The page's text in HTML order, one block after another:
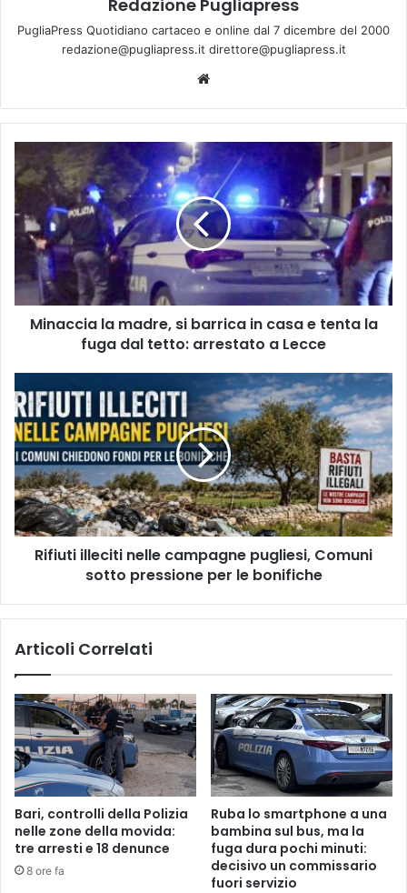
Redazione Pugliapress
PugliaPress Quotidiano cartaceo e online dal 7 dicembre del 2000
redazione@pugliapress.it direttore@pugliapress.it
Minaccia
la
madre,
si
barrica
in
casa
e
tenta
arrestato
a
Lecce
Minaccia la madre, si barrica in casa e tenta la
fuga dal tetto: arrestato a Lecce
illeciti
nelle
campagne
pugliesi,
Comuni
sotto
pressione
per
Rifiuti illeciti nelle campagne pugliesi, Comuni
sotto pressione per le bonifiche
Articoli Correlati
Bari, controlli della Polizia
nelle zone della movida:
tre arresti e 18 denunce
8 ore fa
Ruba lo smartphone a una
bambina sul bus, ma la
fuga dura pochi minuti:
decisivo un commissario
fuori servizio